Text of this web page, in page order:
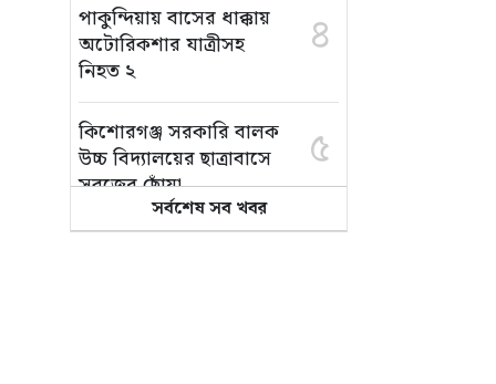
পাকুন্দিয়ায় বাসের ধাক্কায়
অটোরিকশার যাত্রীসহ
নিহত ২
৪
কিশোরগঞ্জ সরকারি বালক
উচ্চ বিদ্যালয়ের ছাত্রাবাসে
সবুজের ছোঁয়া
৫
সর্বশেষ সব খবর